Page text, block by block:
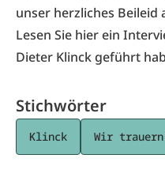
unser herzliches Beileid
Lesen Sie hier ein
Dieter Klinck geführt
Stichwörter
Klinck Wir